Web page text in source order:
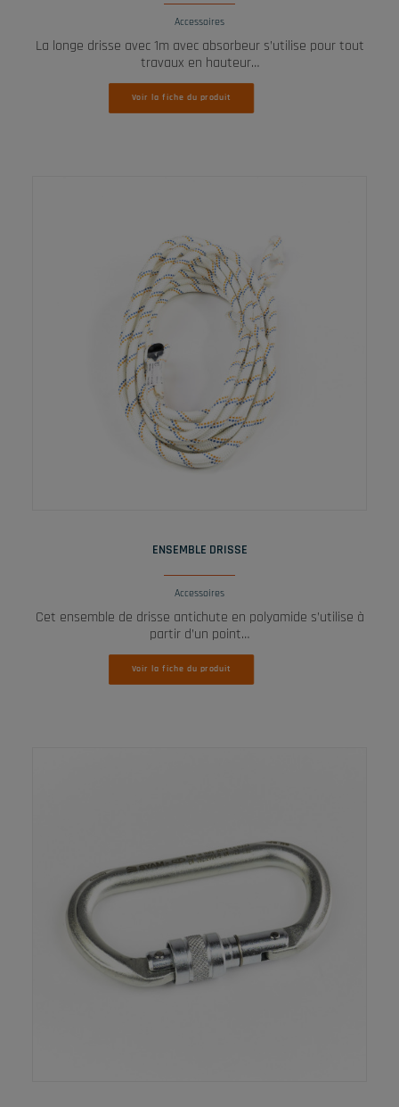
Accessoires
La longe drisse avec 1m avec absorbeur s’utilise pour tout
travaux en hauteur…
Voir la fiche du produit
ENSEMBLE DRISSE
Accessoires
Cet ensemble de drisse antichute en polyamide s’utilise à
partir d’un point…
Voir la fiche du produit